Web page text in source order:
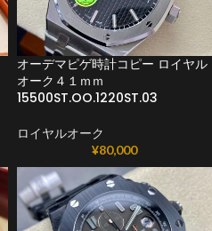
オーデマピゲ時計コピー ロイヤル
オーク４１ｍｍ
15500ST.OO.1220ST.03
ロイヤルオーク
¥80,000